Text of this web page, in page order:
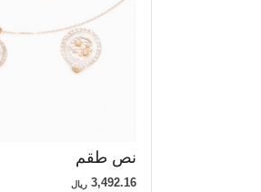
نص طقم
3,492.16 ريال